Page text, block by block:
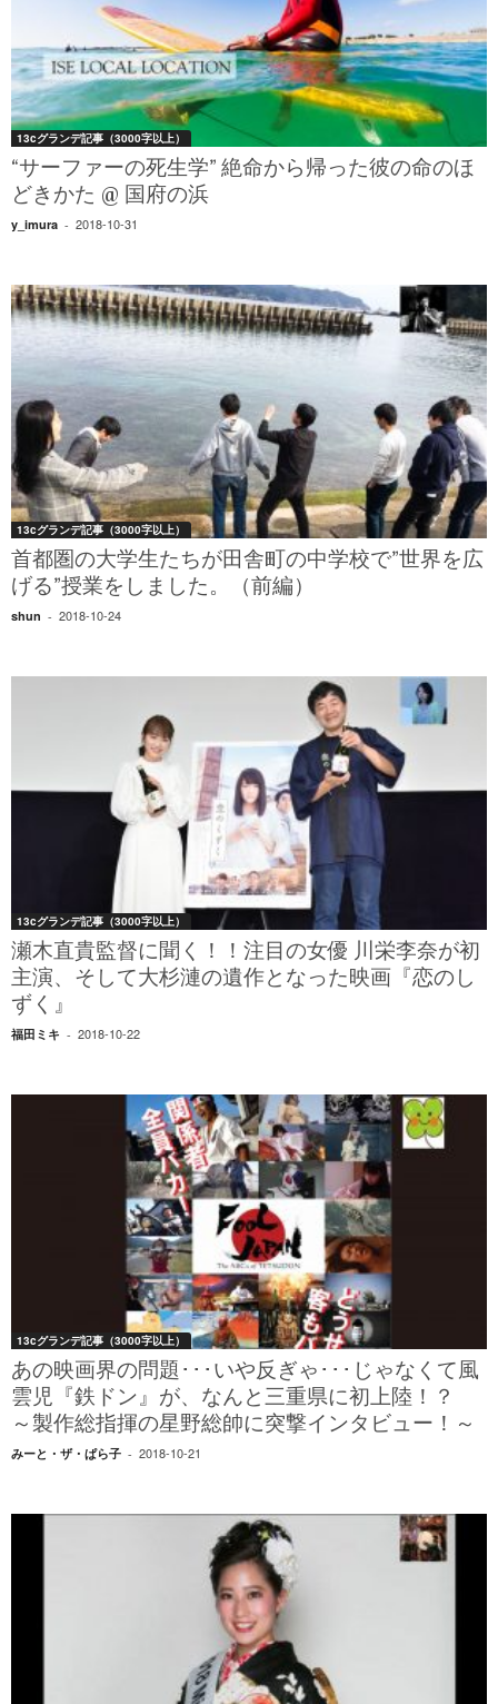
13cグランデ記事（3000字以上）
“サーファーの死生学” 絶命から帰った彼の命のほ
どきかた @ 国府の浜
y_imura - 2018-10-31
13cグランデ記事（3000字以上）
首都圏の大学生たちが田舎町の中学校で”世界を広
げる”授業をしました。（前編）
shun - 2018-10-24
13cグランデ記事（3000字以上）
瀬木直貴監督に聞く！！注目の女優 川栄李奈が初
主演、そして大杉漣の遺作となった映画『恋のし
ずく』
福田ミキ - 2018-10-22
13cグランデ記事（3000字以上）
あの映画界の問題･･･いや反ぎゃ･･･じゃなくて風
雲児『鉄ドン』が、なんと三重県に初上陸！？
～製作総指揮の星野総帥に突撃インタビュー！～
みーと・ザ・ぱら子 - 2018-10-21